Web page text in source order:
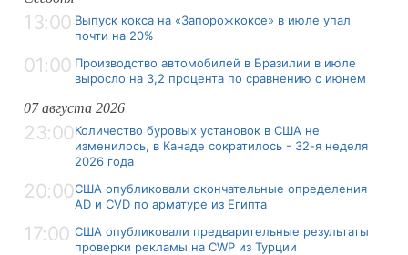
13:00 Выпуск кокса на «Запорожкоксе» в июле упал
почти на 20%
01:00 Производство автомобилей в Бразилии в июле
выросло на 3,2 процента по сравнению с июнем
07 августа 2026
23:00Количество буровых установок в США не
изменилось, в Канаде сократилось - 32-я неделя
2026 года
20:00США опубликовали окончательные определения
AD и CVD по арматуре из Египта
17:00 США опубликовали предварительные результаты
проверки рекламы на CWP из Турции